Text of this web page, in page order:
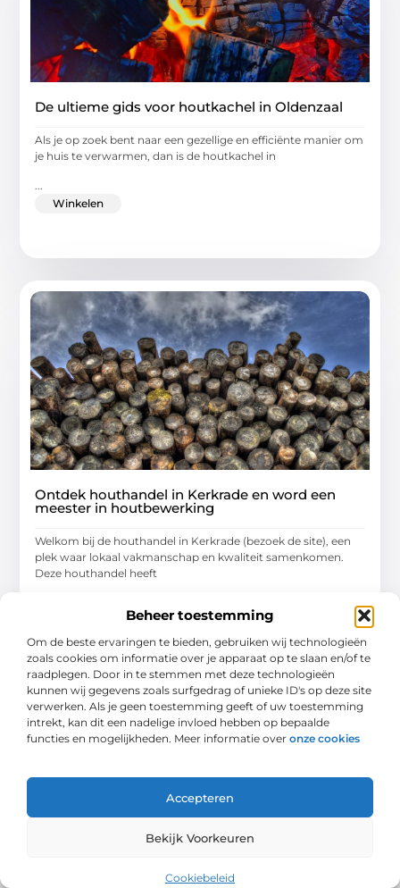
Beheer toestemming
Om de beste ervaringen te bieden, gebruiken wij technologieën
zoals cookies om informatie over je apparaat op te slaan en/of te
raadplegen. Door in te stemmen met deze technologieën
kunnen wij gegevens zoals surfgedrag of unieke ID's op deze site
verwerken. Als je geen toestemming geeft of uw toestemming
intrekt, kan dit een nadelige invloed hebben op bepaalde
functies en mogelijkheden. Meer informatie over onze cookies
Accepteren
Bekijk Voorkeuren
Cookiebeleid
De ultieme gids voor houtkachel in Oldenzaal
Als je op zoek bent naar een gezellige en efficiënte manier om
je huis te verwarmen, dan is de houtkachel in
Winkelen
Ontdek houthandel in Kerkrade en word een
meester in houtbewerking
Welkom bij de houthandel in Kerkrade (bezoek de site), een
plek waar lokaal vakmanschap en kwaliteit samenkomen.
Deze houthandel heeft
Ontdek hondentrimmer in Maassluis voor de